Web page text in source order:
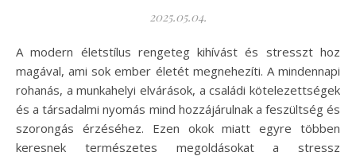
2025.05.04.
A modern életstílus rengeteg kihívást és stresszt hoz
magával, ami sok ember életét megnehezíti. A mindennapi
rohanás, a munkahelyi elvárások, a családi kötelezettségek
és a társadalmi nyomás mind hozzájárulnak a feszültség és
szorongás érzéséhez. Ezen okok miatt egyre többen
keresnek természetes megoldásokat a stressz